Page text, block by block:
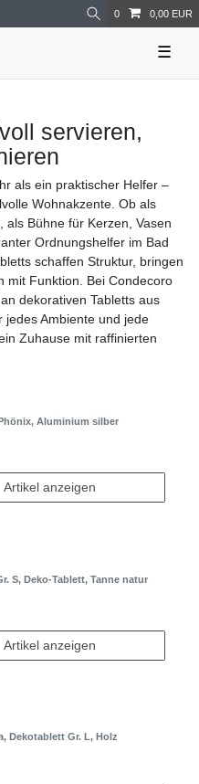
0 0,00 EUR
☰
servieren,
als ein praktischer Helfer –
Wohnakzente. Ob als
als Bühne für Kerzen, Vasen
Ordnungshelfer im Bad
schaffen Struktur, bringen
mit Funktion. Bei Condecoro
dekorativen Tabletts aus
jedes Ambiente und jede
Zuhause mit raffinierten
Aluminium silber
Artikel anzeigen
S, Deko-Tablett, Tanne natur
Artikel anzeigen
Dekotablett Gr. L, Holz